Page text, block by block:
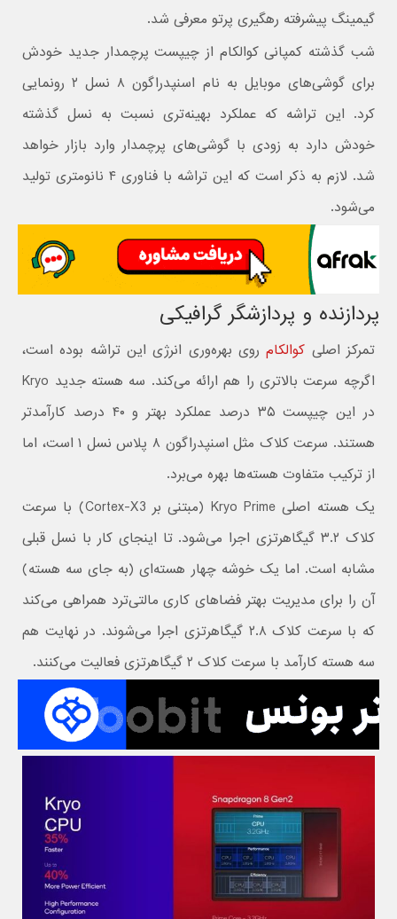
گیمینگ پیشرفته رهگیری پرتو معرفی شد.
شب گذشته کمپانی کوالکام از چیپست پرچمدار جدید خودش
برای گوشی‌های موبایل به نام اسنپدراگون ۸ نسل ۲ رونمایی
کرد. این تراشه که عملکرد بهینه‌تری نسبت به نسل گذشته
خودش دارد به زودی با گوشی‌های پرچمدار وارد بازار خواهد
شد. لازم به ذکر است که این تراشه با فناوری ۴ نانومتری تولید
می‌شود.
پردازنده و پردازشگر گرافیکی
تمرکز اصلی کوالکامروی بهره‌وری انرژی این تراشه بوده است،
اگرچه سرعت بالاتری را هم ارائه می‌کند. سه هسته جدید Kryo
در این چیپست ۳۵ درصد عملکرد بهتر و ۴۰ درصد کارآمدتر
هستند. سرعت کلاک مثل اسنپدراگون ۸ پلاس نسل ۱ است، اما
از ترکیب متفاوت هسته‌ها بهره می‌برد.
یک هسته اصلی Kryo Prime (مبتنی بر Cortex-X3) با سرعت
کلاک ۳.۲ گیگاهرتزی اجرا می‌شود. تا اینجای کار با نسل قبلی
مشابه است. اما یک خوشه چهار هسته‌ای (به جای سه هسته)
آن را برای مدیریت بهتر فضاهای کاری مالتی‌ترد همراهی می‌کند
که با سرعت کلاک ۲.۸ گیگاهرتزی اجرا می‌شوند. در نهایت هم
سه هسته کارآمد با سرعت کلاک ۲ گیگاهرتزی فعالیت می‌کنند.